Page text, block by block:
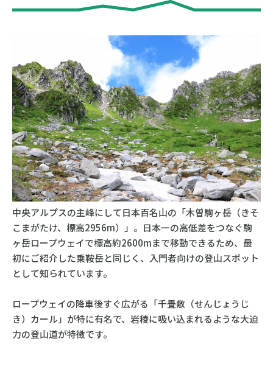
中央アルプスの主峰にして日本百名山の「木曽駒ヶ岳（きそ
こまがたけ、標高2956m）」。日本一の高低差をつなぐ駒
ヶ岳ロープウェイで標高約2600mまで移動できるため、最
初にご紹介した乗鞍岳と同じく、入門者向けの登山スポット
として知られています。
ロープウェイの降車後すぐ広がる「千畳敷（せんじょうじ
き）カール」が特に有名で、岩稜に吸い込まれるような大迫
力の登山道が特徴です。